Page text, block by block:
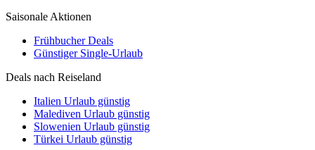
Saisonale Aktionen
Frühbucher Deals
Günstiger Single-Urlaub
Deals nach Reiseland
Italien Urlaub günstig
Malediven Urlaub günstig
Slowenien Urlaub günstig
Türkei Urlaub günstig